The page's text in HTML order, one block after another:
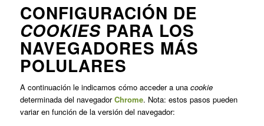
CONFIGURACIÓN DE
COOKIESPARA LOS
NAVEGADORES MÁS
POLULARES
A continuación le indicamos cómo acceder a una cookie
determinada del navegadorChrome. Nota: estos pasos pueden
variar en función de la versión del navegador: